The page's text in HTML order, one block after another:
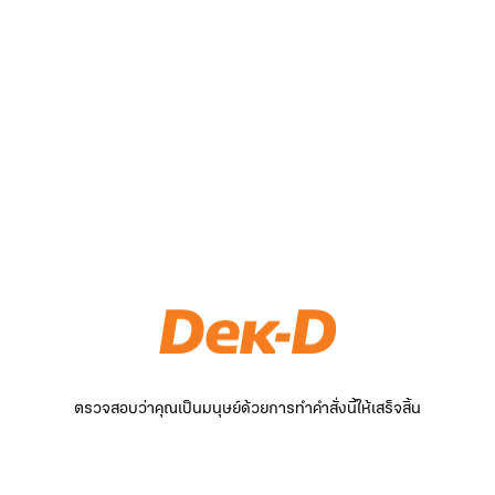
ตรวจสอบว่าคุณเป็นมนุษย์ด้วยการทำคำสั่งนี้ให้เสร็จสิ้น